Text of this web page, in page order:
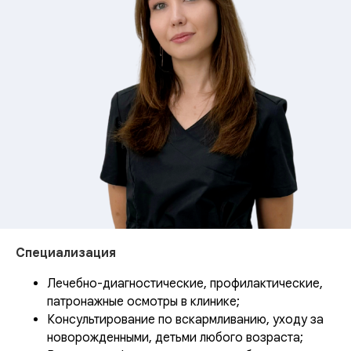
Специализация
Лечебно-диагностические, профилактические,
патронажные осмотры в клинике;
Консультирование по вскармливанию, уходу за
новорожденными, детьми любого возраста;